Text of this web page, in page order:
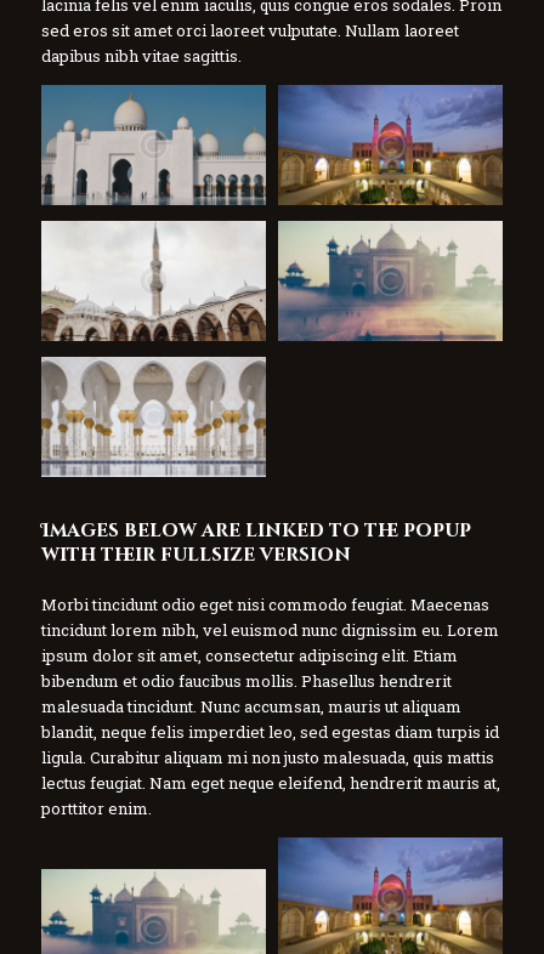
lacinia felis vel enim iaculis, quis congue eros sodales. Proin
sed eros sit amet orci laoreet vulputate. Nullam laoreet
dapibus nibh vitae sagittis.
Images below are linked to the popup
with their fullsize version
Morbi tincidunt odio eget nisi commodo feugiat. Maecenas
tincidunt lorem nibh, vel euismod nunc dignissim eu. Lorem
ipsum dolor sit amet, consectetur adipiscing elit. Etiam
bibendum et odio faucibus mollis. Phasellus hendrerit
malesuada tincidunt. Nunc accumsan, mauris ut aliquam
blandit, neque felis imperdiet leo, sed egestas diam turpis id
ligula. Curabitur aliquam mi non justo malesuada, quis mattis
lectus feugiat. Nam eget neque eleifend, hendrerit mauris at,
porttitor enim.